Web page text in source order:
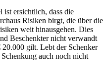
ist ersichtlich, dass die
Risiken birgt, die über die
weit hinausgehen. Dies
Beschenkter nicht verwandt
gilt. Lebt der Schenker
auch noch nicht